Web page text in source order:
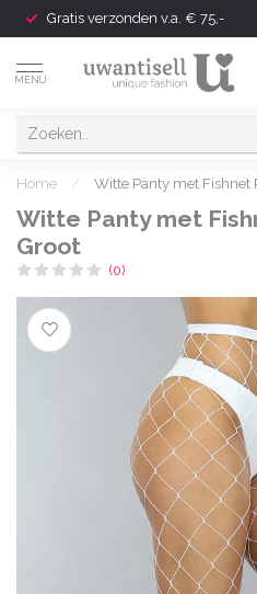
Gratis verzonden v.a. € 75,-
MENU
Home / Witte Panty met Fishnet
Witte Panty met
Groot
(0)